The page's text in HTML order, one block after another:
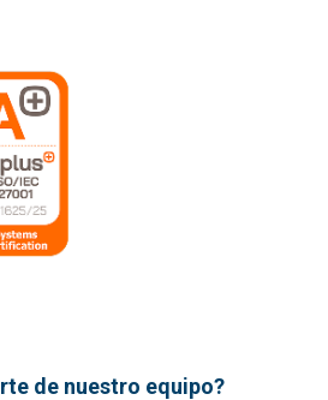
de nuestro equipo?